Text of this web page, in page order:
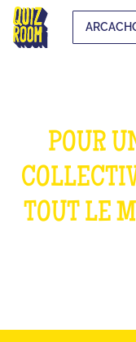
POUR
TOUT LE